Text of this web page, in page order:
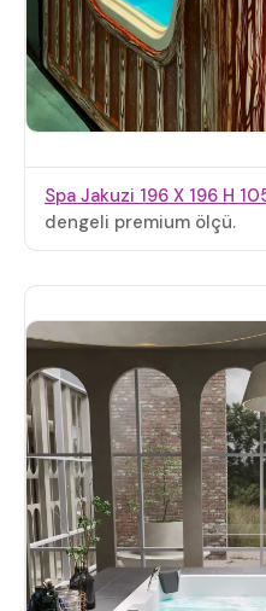
Spa Jakuzi 196 X 196 H
dengeli premium ölçü.